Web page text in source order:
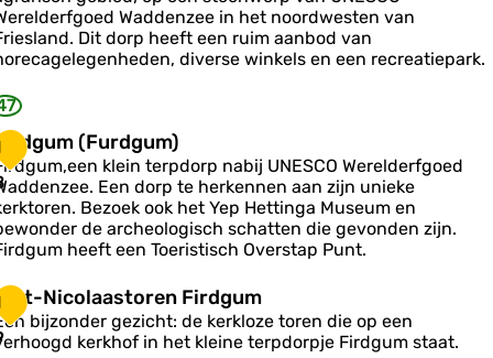
Waddenzee in het noordwesten van
Dit dorp heeft een ruim aanbod van
diverse winkels en een recreatiepark.
(Furdgum)
klein terpdorp nabij UNESCO Werelderfgoed
Een dorp te herkennen aan zijn unieke
Bezoek ook het Yep Hettinga Museum en
de archeologisch schatten die gevonden zijn.
heeft een Toeristisch Overstap Punt.
Nicolaastoren Firdgum
bijzonder gezicht: de kerkloze toren die op een
kerkhof in het kleine terpdorpje Firdgum staat.